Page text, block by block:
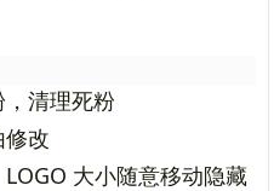
清理死粉
改
大小随意移动隐藏